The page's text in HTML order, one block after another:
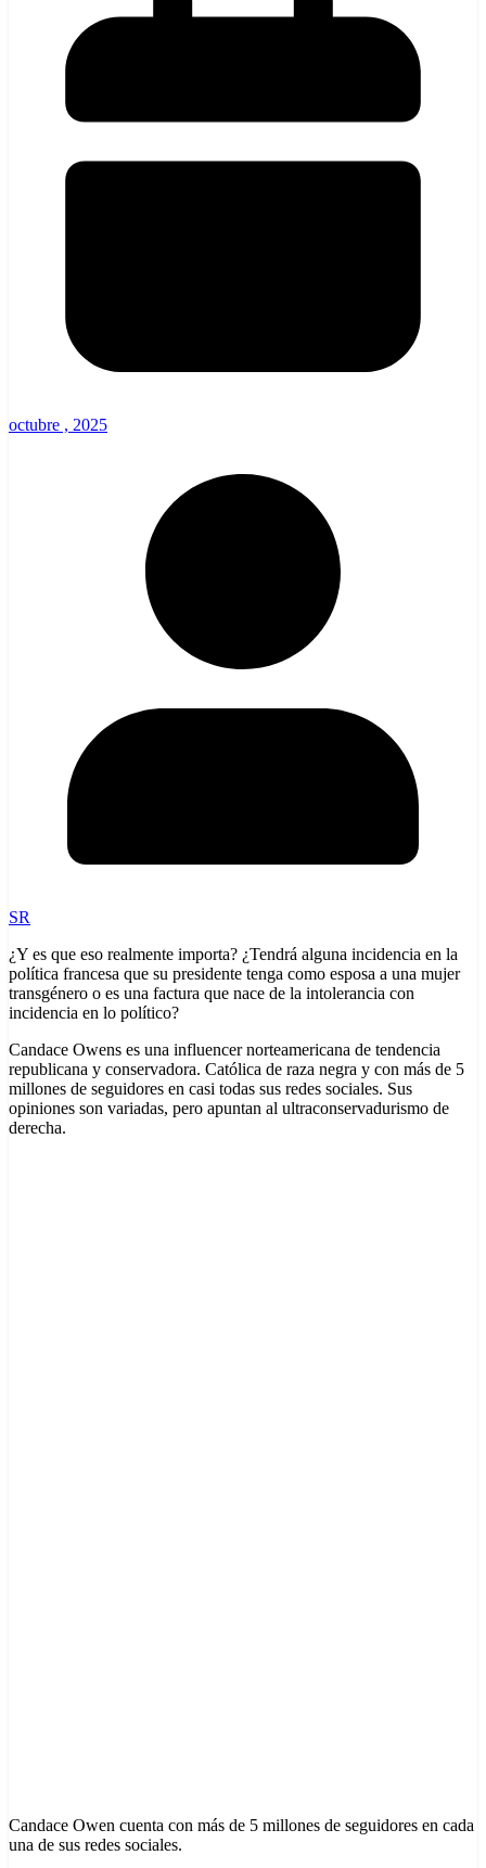
octubre , 2025
SR
¿Y es que eso realmente importa? ¿Tendrá alguna incidencia en la
política francesa que su presidente tenga como esposa a una mujer
transgénero o es una factura que nace de la intolerancia con
incidencia en lo político?
Candace Owens es una influencer norteamericana de tendencia
republicana y conservadora. Católica de raza negra y con más de 5
millones de seguidores en casi todas sus redes sociales. Sus
opiniones son variadas, pero apuntan al ultraconservadurismo de
derecha.
Candace Owen cuenta con más de 5 millones de seguidores en cada
una de sus redes sociales.